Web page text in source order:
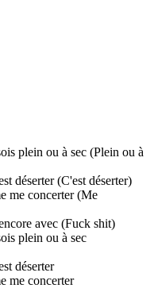
plein ou à sec (Plein ou à
déserter (C'est déserter)
me concerter (Me
avec (Fuck shit)
plein ou à sec
déserter
me concerter